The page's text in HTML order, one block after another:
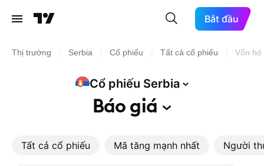
Bắt đầu
Thị trường Serbia Cổ phiếu Tất cả cổ phiếu Vốn
Cổ phiếu Serbia
Báogiá
Tất cả cổ phiếu Mã tăng mạnh nhất Người